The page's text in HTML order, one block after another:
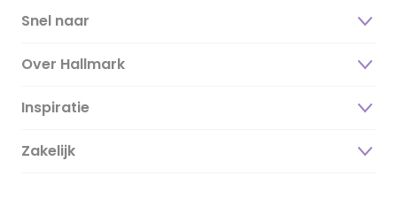
Snel naar
Over Hallmark
Over ons
Duurzaamheid
Inspiratie
Magazine
Zakelijk